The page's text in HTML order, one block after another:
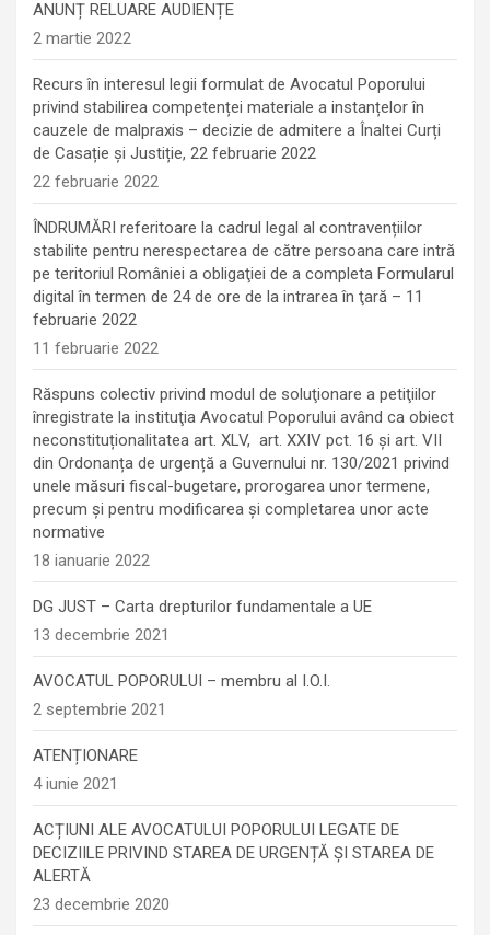
ANUNȚ RELUARE AUDIENȚE
2 martie 2022
Recurs în interesul legii formulat de Avocatul Poporului
privind stabilirea competenței materiale a instanțelor în
cauzele de malpraxis – decizie de admitere a Înaltei Curți
de Casație și Justiție, 22 februarie 2022
22 februarie 2022
ÎNDRUMĂRI referitoare la cadrul legal al contravențiilor
stabilite pentru nerespectarea de către persoana care intră
pe teritoriul României a obligaţiei de a completa Formularul
digital în termen de 24 de ore de la intrarea în ţară – 11
februarie 2022
11 februarie 2022
Răspuns colectiv privind modul de soluţionare a petiţiilor
înregistrate la instituţia Avocatul Poporului având ca obiect
neconstituționalitatea art. XLV, art. XXIV pct. 16 și art. VII
din Ordonanța de urgență a Guvernului nr. 130/2021 privind
unele măsuri fiscal-bugetare, prorogarea unor termene,
precum şi pentru modificarea şi completarea unor acte
normative
18 ianuarie 2022
DG JUST – Carta drepturilor fundamentale a UE
13 decembrie 2021
AVOCATUL POPORULUI – membru al I.O.I.
2 septembrie 2021
ATENȚIONARE
4 iunie 2021
ACȚIUNI ALE AVOCATULUI POPORULUI LEGATE DE
DECIZIILE PRIVIND STAREA DE URGENȚĂ ȘI STAREA DE
ALERTĂ
23 decembrie 2020